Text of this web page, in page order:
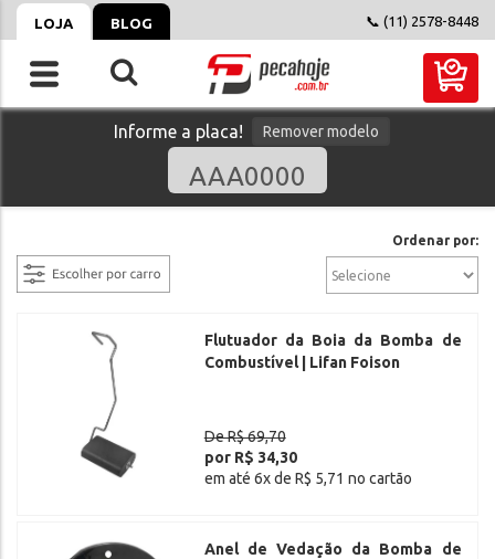
LOJA BLOG 📞 (11) 2578-8448
Informe a placa! Remover modelo
Ordenar por:
Flutuador da Boia da Bomba de
Combustível | Lifan Foison
De R$ 69,70
por R$ 34,30
em até 6x de R$ 5,71 no cartão
Anel de Vedação da Bomba de